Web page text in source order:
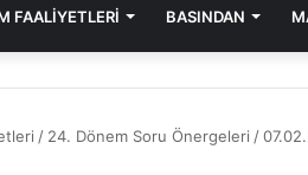
FAALİYETLERİ BASINDAN
/ 24. Dönem Soru Önergeleri /